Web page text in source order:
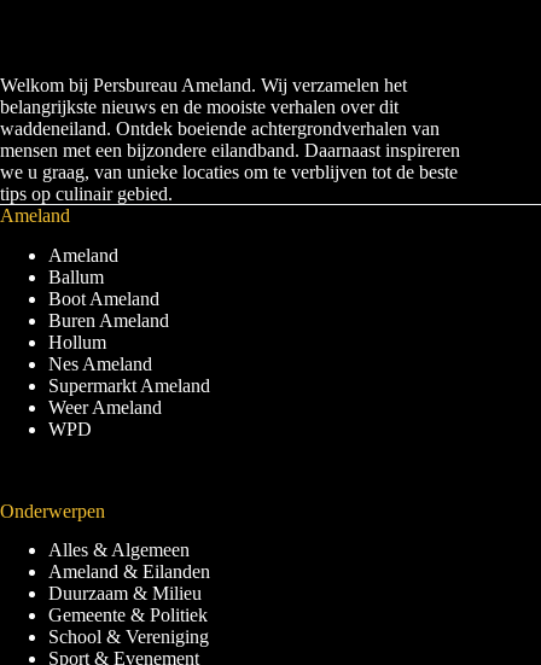
Welkom bij Persbureau Ameland. Wij verzamelen het
belangrijkste nieuws en de mooiste verhalen over dit
waddeneiland. Ontdek boeiende achtergrondverhalen van
mensen met een bijzondere eilandband. Daarnaast inspireren
we u graag, van unieke locaties om te verblijven tot de beste
tips op culinair gebied.
Ameland
Ameland
Ballum
Boot Ameland
Buren Ameland
Hollum
Nes Ameland
Supermarkt Ameland
Weer Ameland
WPD
Onderwerpen
Alles & Algemeen
Ameland & Eilanden
Duurzaam & Milieu
Gemeente & Politiek
School & Vereniging
Sport & Evenement